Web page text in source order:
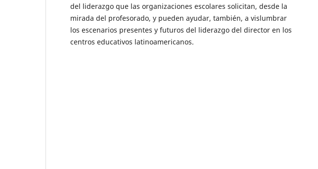
del liderazgo que las organizaciones escolares solicitan, desde la
mirada del profesorado, y pueden ayudar, también, a vislumbrar
los escenarios presentes y futuros del liderazgo del director en los
centros educativos latinoamericanos.